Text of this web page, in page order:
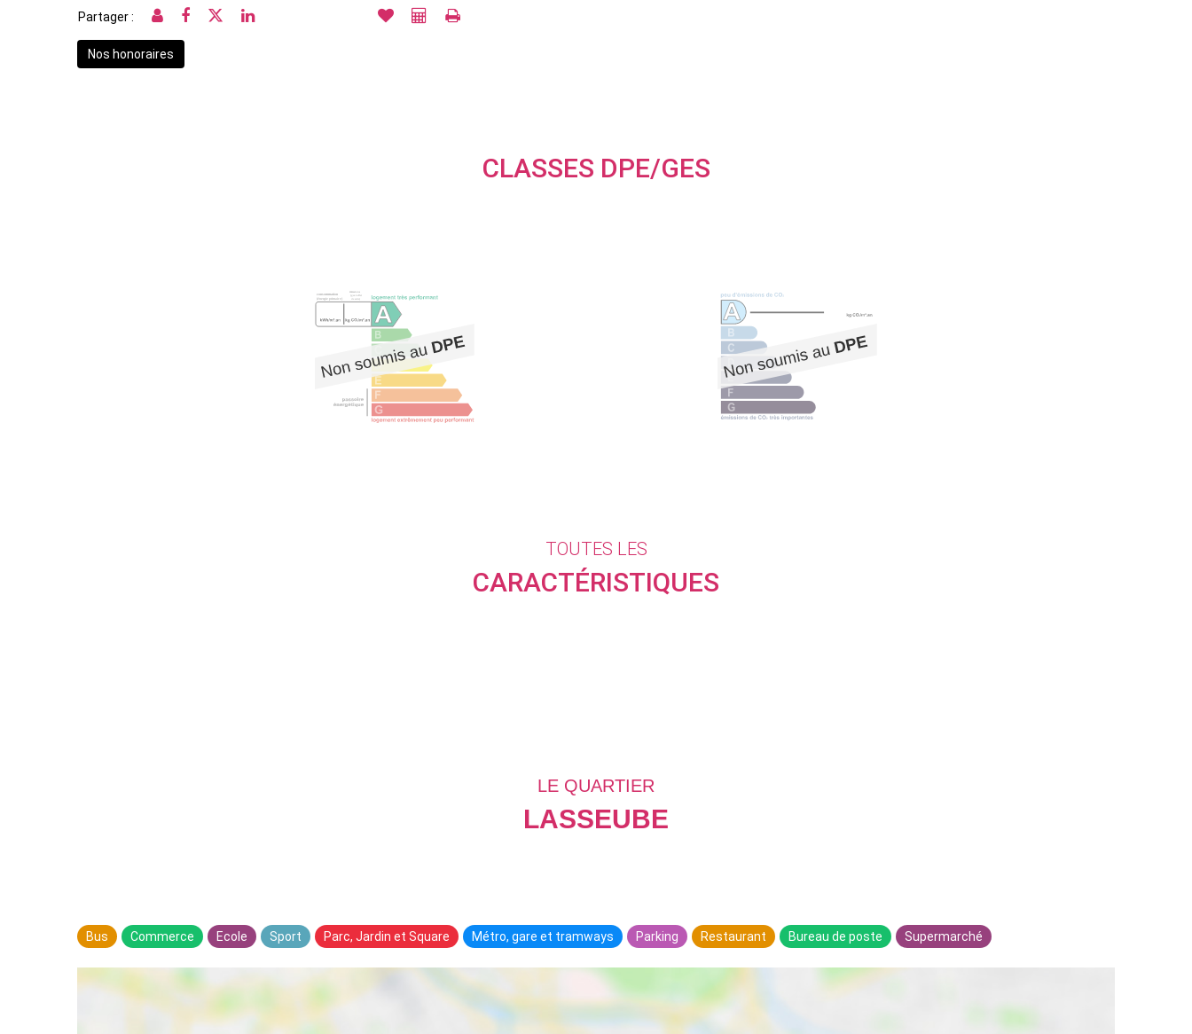
Partager :
Nos honoraires
CLASSES DPE/GES
TOUTES LES
CARACTÉRISTIQUES
LE QUARTIER
LASSEUBE
Bus Commerce Ecole Sport Parc, Jardin et Square Métro, gare et tramways Parking Restaurant Bureau de poste Supermarché